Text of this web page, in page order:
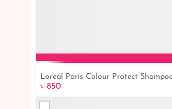
Loreal Paris Colour Protect
৳ 850